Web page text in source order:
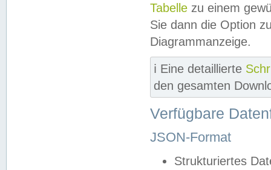
Tabelle zu einem
Sie dann die Option
Diagrammanzeige.
ℹ️ Eine detaillierte
den gesamten
Verfügbare
JSON-Format
Strukturiertes